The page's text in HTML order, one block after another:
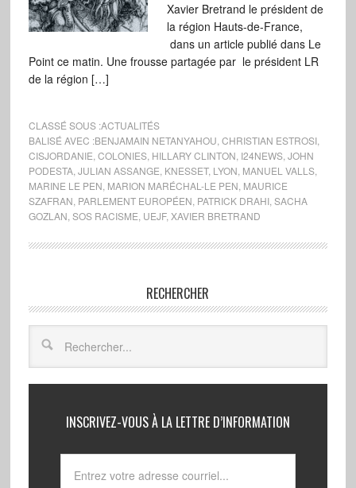
Xavier Bretrand le président de
la région Hauts-de-France,
dans un article publié dans Le
Point ce matin. Une frousse partagée par le président LR
de la région […]
CLASSÉ SOUS :ACTUALITÉS
BALISÉ AVEC :BENJAMAIN NETANYAHOU CHRISTIAN ESTROSI,
CISJORDANIE COLONIES, HILLARY CLINTON I24NEWS, JOHN
PODESTA, JULIAN ASSANGE KNESSET, LYON MANUEL VALLS,
MARINE LE PEN MARION MARÉCHAL-LE PEN MAURICE
SZAFRAN PARLEMENT EUROPÉEN PATRICK DRAHI, SACHA
GOZLAN SOS RACISME UEJF, XAVIER BRETRAND
RECHERCHER
INSCRIVEZ-VOUS À LA LETTRE D’INFORMATION